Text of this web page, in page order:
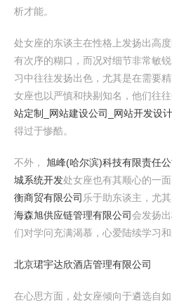
析才能。
处女座的东谈主在性格上发扬出高
有次序的糊口，而况对细节非常敏
习中往往发扬出色，尤其是在需要
女座也以严慎和抉剔知名，他们往
站定制_网站建设公司_网站开发设
得过于惨酷。
不外， 旭峰(哈尔滨)科技有限责任
城系统开发处女座也有其顺心的一
衡商贸有限公司 乐于助东谈主，尤
海森旭供应链管理有限公司会发扬
们对学问充满渴慕，心爱陆续学习和
北京珺宇达欣酒店管理有限公司
在心思方面，处女座倾向于遴选自